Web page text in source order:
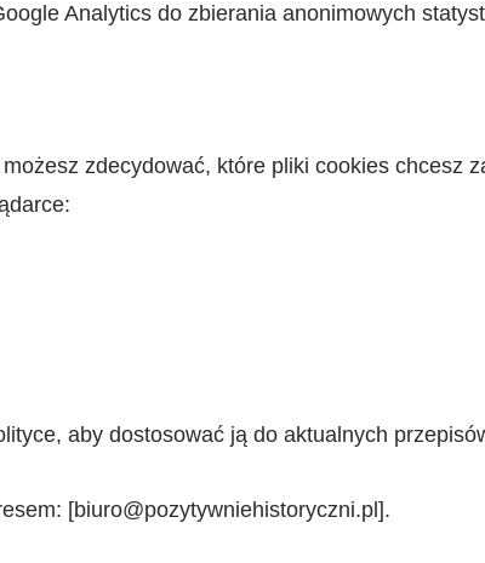
Analytics do zbierania anonimowych
zdecydować, które pliki cookies chcesz
aby dostosować ją do aktualnych
[biuro@pozytywniehistoryczni.pl].